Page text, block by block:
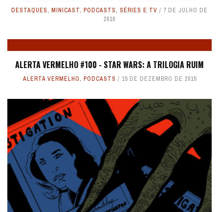
DESTAQUES, MINICAST, PODCASTS, SÉRIES E TV
7 DE JULHO DE
2016
ALERTA VERMELHO #100 - STAR WARS: A TRILOGIA RUIM
ALERTA VERMELHO, PODCASTS 15 DE DEZEMBRO DE 2015